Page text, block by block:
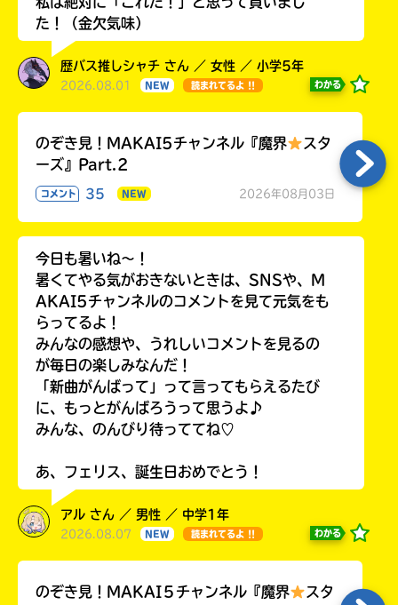
た！（金欠気味）
歴バス推しシャチ さん ／ 女性 ／ 小学5年
2026.08.01 NEW 読まれてるよ !! わかる
のぞき見！MAKAI5チャンネル『魔界
スタ
ーズ』Part.2
コメント 35 NEW 2026年08月03日
今日も暑いね〜！
暑くてやる気がおきないときは、SNSや、M
AKAI5チャンネルのコメントを見て元気をも
らってるよ！
みんなの感想や、うれしいコメントを見るの
が毎日の楽しみなんだ！
「新曲がんばって」って言ってもらえるたび
に、もっとがんばろうって思うよ♪
みんな、のんびり待っててね♡
あ、フェリス、誕生日おめでとう！
アル さん ／ 男性 ／ 中学1年
2026.08.07 NEW 読まれてるよ !! わかる
のぞき見！MAKAI５チャンネル『魔界
スタ